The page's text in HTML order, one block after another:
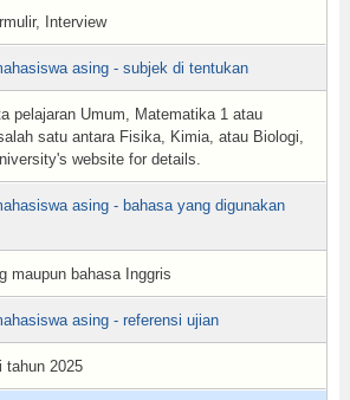
Interview
asing - subjek di tentukan
pelajaran Umum, Matematika 1 atau
satu antara Fisika, Kimia, atau Biologi,
website for details.
asing - bahasa yang digunakan
maupun bahasa Inggris
asing - referensi ujian
tahun 2025